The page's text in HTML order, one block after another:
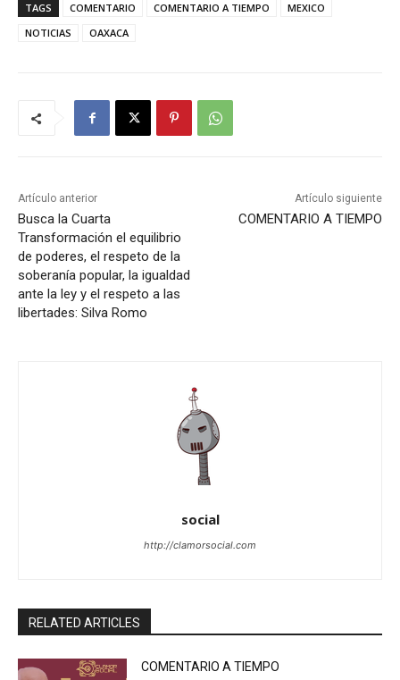
TAGS COMENTARIO COMENTARIO A TIEMPO
MEXICO
NOTICIAS
OAXACA
Artículo anterior
Busca la Cuarta
Transformación el equilibrio
de poderes, el respeto de la
soberanía popular, la igualdad
ante la ley y el respeto a las
libertades: Silva Romo
Artículo siguiente
COMENTARIO A TIEMPO
social
http://clamorsocial.com
RELATED ARTICLES
COMENTARIO A TIEMPO